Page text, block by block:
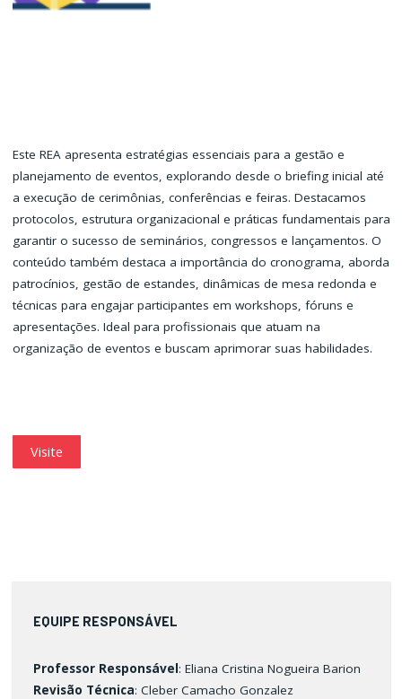
Este REA apresenta estratégias essenciais para a gestão e
planejamento de eventos, explorando desde o briefing inicial até
a execução de cerimônias, conferências e feiras. Destacamos
protocolos, estrutura organizacional e práticas fundamentais para
garantir o sucesso de seminários, congressos e lançamentos. O
conteúdo também destaca a importância do cronograma, aborda
patrocínios, gestão de estandes, dinâmicas de mesa redonda e
técnicas para engajar participantes em workshops, fóruns e
apresentações. Ideal para profissionais que atuam na
organização de eventos e buscam aprimorar suas habilidades.
Visite
EQUIPE RESPONSÁVEL
Professor Responsável: Eliana Cristina Nogueira Barion
Revisão Técnica: Cleber Camacho Gonzalez